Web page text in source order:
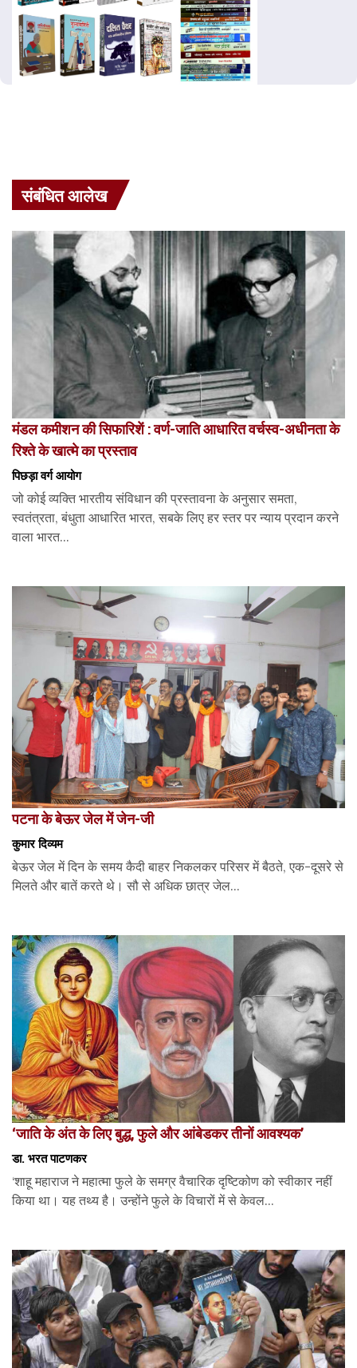
संबंधित आलेख
मंडल कमीशन की सिफारिशें : वर्ण-जाति आधारित वर्चस्व-अधीनता के
रिश्ते के खात्मे का प्रस्ताव
पिछड़ा वर्ग आयोग
जो कोई व्यक्ति भारतीय संविधान की प्रस्तावना के अनुसार समता,
स्वतंत्रता, बंधुता आधारित भारत, सबके लिए हर स्तर पर न्याय प्रदान करने
वाला भारत...
पटना के बेऊर जेल में जेन-जी
कुमार दिव्यम
बेऊर जेल में दिन के समय कैदी बाहर निकलकर परिसर में बैठते, एक-दूसरे से
मिलते और बातें करते थे। सौ से अधिक छात्र जेल...
‘जाति के अंत के लिए बुद्ध, फुले और आंबेडकर तीनों आवश्यक’
डा. भरत पाटणकर
‘शाहू महाराज ने महात्मा फुले के समग्र वैचारिक दृष्टिकोण को स्वीकार नहीं
किया था। यह तथ्य है। उन्होंने फुले के विचारों में से केवल...